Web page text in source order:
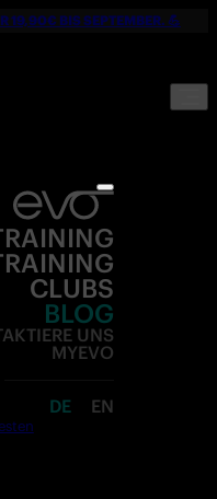
19,90€ BIS SEPTEMBER. 💪
CLUBS
BLOG
UNS
MYEVO
DE EN